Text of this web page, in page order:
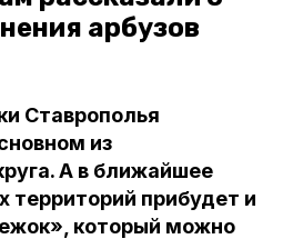
арбузов
Ставрополья
из
А в ближайшее
территорий прибудет и
который можно